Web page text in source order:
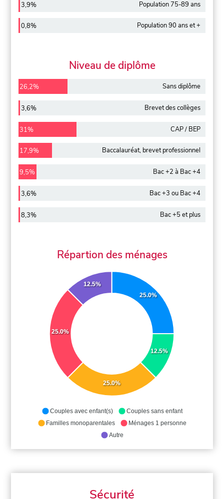
3,9% Population 75-89 ans
0,8% Population 90 ans et +
Niveau de diplôme
26,2% Sans diplôme
3,6% Brevet des collèges
31% CAP / BEP
17,9% Baccalauréat, brevet professionnel
9,5% Bac +2 à Bac +4
3,6% Bac +3 ou Bac +4
8,3% Bac +5 et plus
Répartion des ménages
25.0%
12.5%
25.0%
25.0%
12.5%
Couples avec enfant(s)
Couples sans enfant
Familles monoparentales
Ménages 1 personne
Autre
Sécurité